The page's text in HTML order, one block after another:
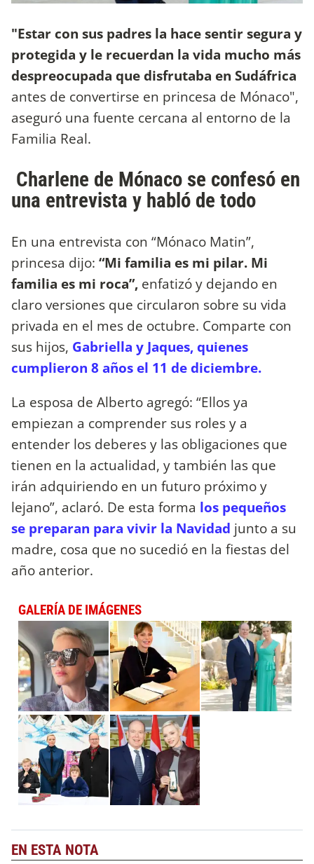
"Estar con sus padres la hace sentir segura y
protegida y le recuerdan la vida mucho más
despreocupada que disfrutaba en Sudáfrica
antes de convertirse en princesa de Mónaco",
aseguró una fuente cercana al entorno de la
Familia Real.
Charlene de Mónaco se confesó en
una entrevista y habló de todo
En una entrevista con “Mónaco Matin”,
princesa dijo: “Mi familia es mi pilar. Mi
familia es mi roca”, enfatizó y dejando en
claro versiones que circularon sobre su vida
privada en el mes de octubre. Comparte con
sus hijos, Gabriella y Jaques, quienes
cumplieron 8 años el 11 de diciembre.
La esposa de Alberto agregó: “Ellos ya
empiezan a comprender sus roles y a
entender los deberes y las obligaciones que
tienen en la actualidad, y también las que
irán adquiriendo en un futuro próximo y
lejano”, aclaró. De esta forma los pequeños
se preparan para vivir la Navidad junto a su
madre, cosa que no sucedió en la fiestas del
año anterior.
GALERÍA DE IMÁGENES
EN ESTA NOTA